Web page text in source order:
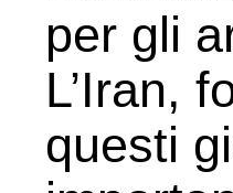
per gli
L’Iran,
questi